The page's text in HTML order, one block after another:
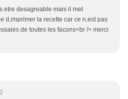
etre desagreable mais il met
d,imprimer la recette car ce n,est pas
de toutes les facons<br /> merci